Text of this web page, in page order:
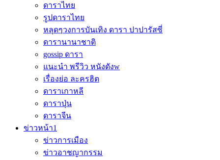
ดาราไทย
รูปดาราไทย
หลุดๆวงการบันเทิง ดารา ปาปารัสซี่
ดารานานาชาติ
gossip ดารา
แนะนำ พรีวิว หนังดังw
เรื่องย่อ ละครฮิต
ดาราเกาหลี
ดาราปุ่น
ดาราจีน
ข่าวหน้า1
ข่าวการเมือง
ข่าวอาชญากรรม